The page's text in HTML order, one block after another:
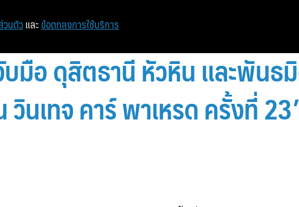
หน้าแรก ท่องเที่ยว
มือ ดุสิตธานี หัวหิน และพันธ
นเทจ คาร์ พาเหรด ครั้งที่
วนตัว และ ข้อตกลงการใช้บริการ